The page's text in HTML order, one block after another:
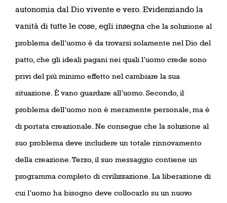
autonomia dal Dio vivente e vero. Evidenziando la
vanità di tutte le cose, egli insegna che la soluzione al
problema dell’uomo è da trovarsi solamente nel Dio del
patto, che gli ideali pagani nei quali l’uomo crede sono
privi del più minimo effetto nel cambiare la sua
situazione. È vano guardare all’uomo. Secondo, il
problema dell’uomo non è meramente personale, ma è
di portata creazionale. Ne consegue che la soluzione al
suo problema deve includere un totale rinnovamento
della creazione. Terzo, il suo messaggio contiene un
programma completo di civilizzazione. La liberazione di
cui l’uomo ha bisogno deve collocarlo su un nuovo